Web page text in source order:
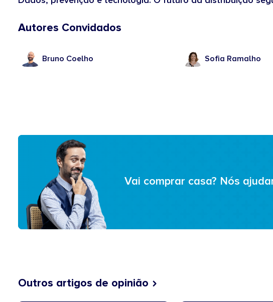
Autores Convidados
Bruno Coelho Sofia Ramalho
Vai comprar casa? Nós
Outros artigos de opinião